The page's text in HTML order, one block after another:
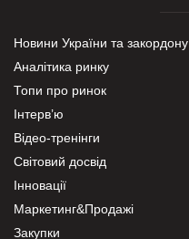
Новини України та закордону
Аналітика ринку
Топи про ринок
Інтерв’ю
Відео-тренінги
Світовий досвід
Інновації
Маркетинг&Продажі
Закупки